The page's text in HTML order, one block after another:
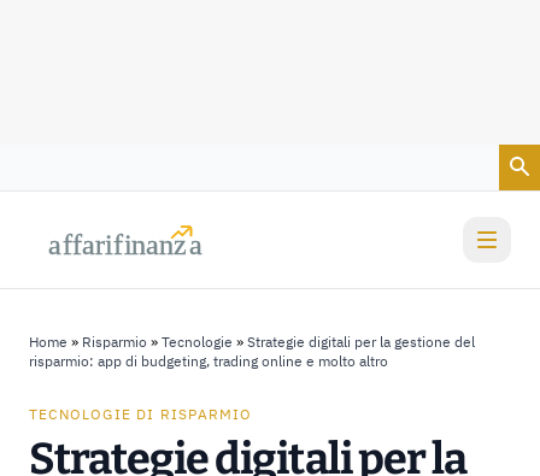
affarifinanza
affarifinanza
Home » Risparmio » Tecnologie » Strategie digitali per la gestione del
risparmio: app di budgeting, trading online e molto altro
TECNOLOGIE DI RISPARMIO
Strategie digitali per la